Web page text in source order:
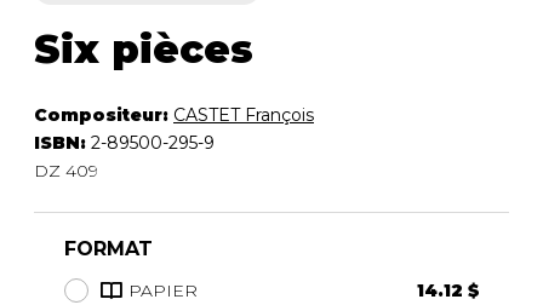
Six pièces
Compositeur: CASTET François
ISBN: 2-89500-295-9
DZ 409
FORMAT
PAPIER
14.12 $